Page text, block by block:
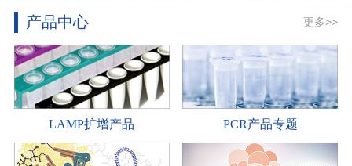
产品中心 更多>>
LAMP扩增产品 PCR产品专题